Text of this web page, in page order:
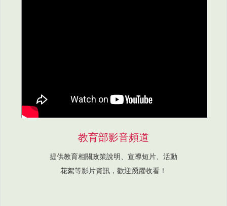
教育部影音頻道
提供教育相關政策說明、宣導短片、活動
花絮等影片資訊，歡迎踴躍收看！